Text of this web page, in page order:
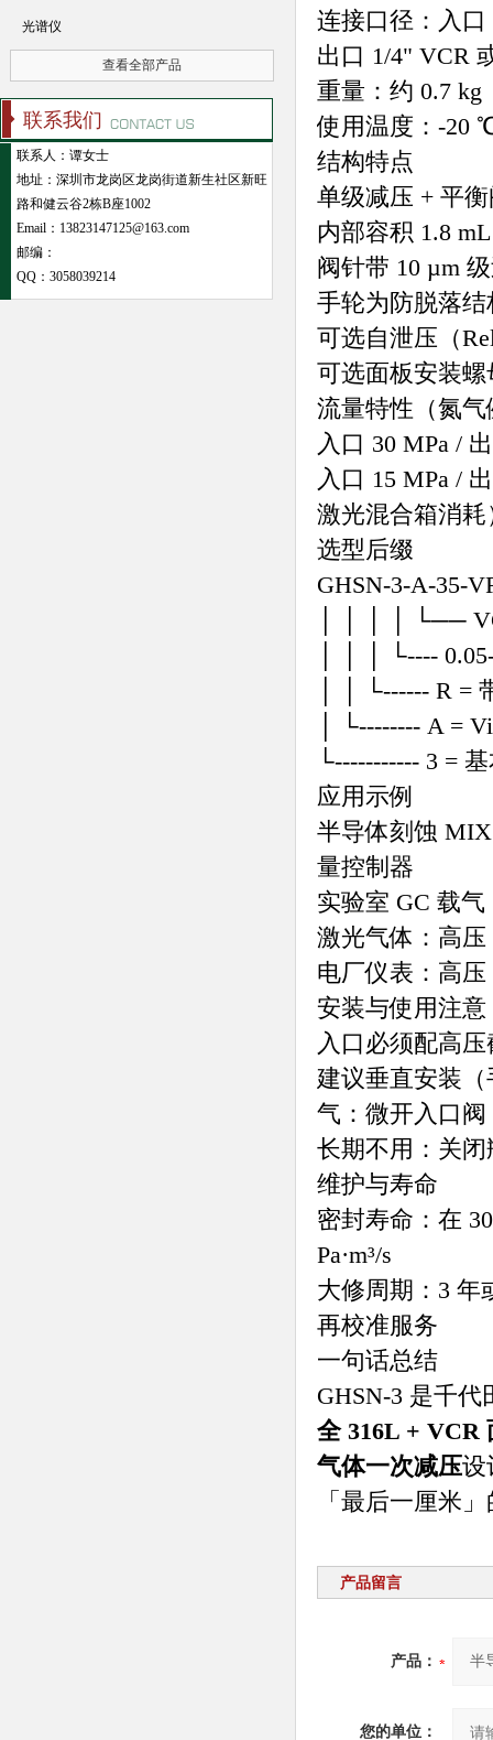
连接口径：入
出口 1/4" VCR
重量：约 0.7 kg
使用温度：-20
结构特点
单级减压 + 平
内部容积 1.8
阀针带 10 µm
手轮为防脱落
可选自泄压（
可选面板安装螺
流量特性（氮气
入口 30 MPa /
入口 15 MPa /
激光混合箱消耗
选型后缀
GHSN-3-A-35-
│ │ │ │ └──
│ │ │ └----
│ │ └------ R =
│ └-------- A =
└----------- 3 =
应用示例
半导体刻蚀
量控制器
实验室 GC 载
激光气体：高压
电厂仪表：高压
安装与使用注意
入口必须配高
建议垂直安装
气：微开入口阀
长期不用：关
维护与寿命
密封寿命：在
Pa·m³/s
大修周期：3 年
再校准服务
一句话总结
GHSN-3 是千
全 316L + VCR
气体一次减压设
「最后一厘米
产品留言
产品：
您的单位：
光谱仪
查看全部产品
联系我们
联系人：谭女士
地址：深圳市龙岗区龙岗街道新生社区新旺
路和健云谷2栋B座1002
Email：13823147125@163.com
邮编：
QQ： 3058039214